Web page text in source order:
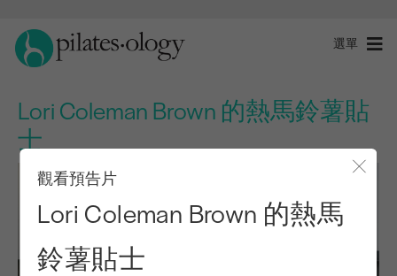
選單
Lori Coleman Brown 的熱馬鈴薯貼
士
觀看預告片
Lori Coleman Brown 的熱馬
鈴薯貼士